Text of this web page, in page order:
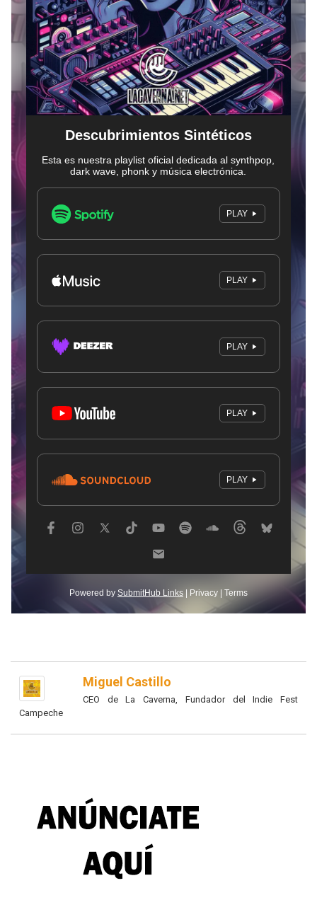
Miguel Castillo
CEO de La Caverna, Fundador del Indie Fest
Campeche